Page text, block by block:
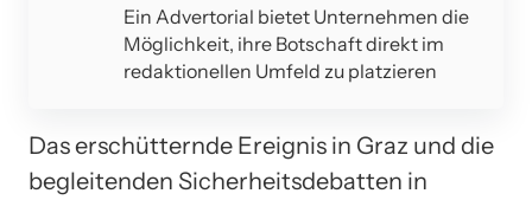
Ein Advertorial bietet Unternehmen die
Möglichkeit, ihre Botschaft direkt im
redaktionellen Umfeld zu platzieren
Das erschütternde Ereignis in Graz und die
begleitenden Sicherheitsdebatten in